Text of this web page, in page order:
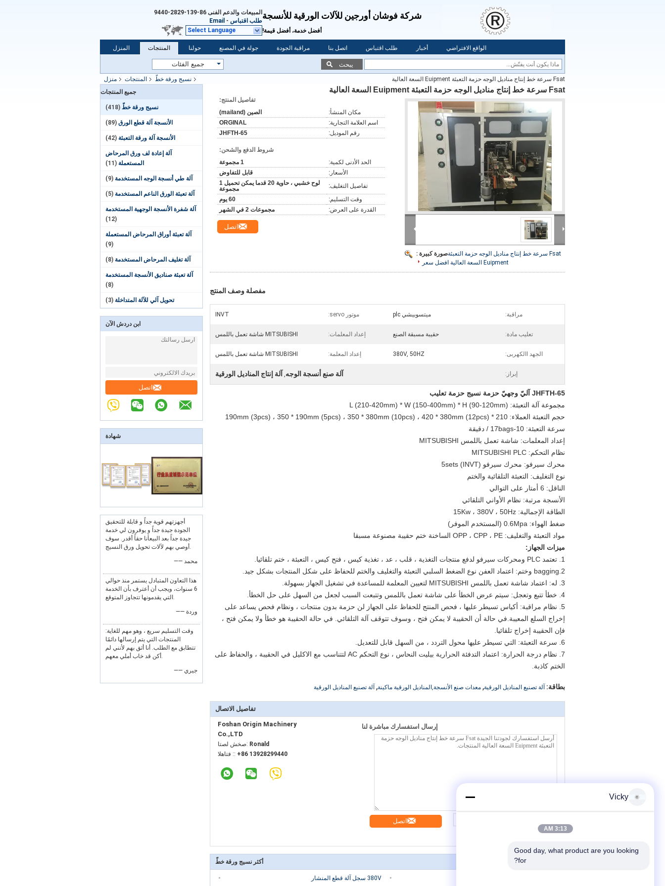
شركة فوشان أورجين للآلات الورقية للأنسجة
أفضل خدمة، أفضل قيمة!
المبيعات والدعم الفنى 86-139-2829-9440
طلب اقتباس -
Email
Select Language
المنزل المنتجات حولنا جولة في المصنع مراقبة الجودة اتصل بنا طلب اقتباس أخبار الواقع الافتراضي
يبحث
منزل المنتجات نسيج ورقة خطّ
Fsat سرعة ​​خط إنتاج مناديل الوجه حزمة التعبئة Euipment السعة العالية
جميع المنتجات
نسيج ورقة خطّ (418)
الأنسجة آلة قطع الورق (89)
الأنسجة آلة ورقة التعبئة (42)
آلة إعادة لف ورق المرحاض
المستعملة (11)
آلة طي أنسجة الوجه المستخدمة (9)
آلة تعبئة الورق الناعم المستخدمة (5)
آلة شفرة الأنسجة الوجهية المستخدمة
(12)
آلة تعبئة أوراق المرحاض المستعملة
(9)
آلة تغليف المرحاض المستخدمة (8)
آلة تعبئة صناديق الأنسجة المستخدمة
(8)
تحويل آلي للآلة المتداخلة (3)
ابن دردش الآن
اتصل
شهادة
أجهزتهم قوية جداً و قابلة للتحقيق
الجودة جيدة جداً و يوفرون لي خدمة
جيدة جداً بعد البيعأنا حقاً أقدر. سوف
أوصي بهم لآلات تحويل ورق النسيج.
—— محمد
هذا التعاون المتبادل يستمر منذ حوالي
6 سنوات، ويجب أن أعترف بأن الخدمة
التي يقدمونها تتجاوز المتوقع.
—— وردة
وقت التسليم سريع ، وهو مهم للغاية:
المنتجات التي يتم إرسالها دائمًا
تتطابق مع الطلب. أنا أثق بهم لأنني لم
أكن قد خاب أملي معهم.
—— جيري
Fsat سرعة ​​خط إنتاج مناديل الوجه حزمة التعبئة Euipment السعة العالية
صورة كبيرة :Fsat سرعة ​​خط إنتاج مناديل الوجه حزمة التعبئة
Euipment السعة العالية
افضل سعر
تفاصيل المنتج:
مكان المنشأ:
الصين (mailand)
اسم العلامة التجارية:
ORGINAL
رقم الموديل:
JHFTH-65
شروط الدفع والشحن:
الحد الأدنى لكمية:
1 مجموعة
الأسعار:
قابل للتفاوض
تفاصيل التغليف:
لوح خشبي ، حاوية 20 قدما يمكن تحميل 1
مجموعة
وقت التسليم:
60 يوم
القدرة على العرض:
مجموعات 2 في الشهر
اتصل
مفصلة وصف المنتج
مراقبة: ميتسوبيشي plc موتور servo: INVT
تعليب مادة: حقيبة مسبقة الصنع إعداد المعلمات: MITSUBISHI شاشة تعمل باللمس
الجهد االكهربى: 380V, 50HZ إعداد المعلمة: MITSUBISHI شاشة تعمل باللمس
إبراز: آلة صنع أنسجة الوجه, آلة إنتاج المناديل الورقية
JHFTH-65 آليّ وجهيّ حزمة نسيج حزمة تعليب
مجموعة آلة التعبئة: L (210-420mm) * W (150-400mm) * H (90-120mm)
حجم التعبئة العملاء: 210 * 190mm (3pcs) ، 350 * 190mm (5pcs) ، 350 * 380mm (10pcs) ، 420 * 380mm (12pcs)
سرعة التعبئة: 10-17bags / دقيقة
إعداد المعلمات: شاشة تعمل باللمس MITSUBISHI
نظام التحكم: MITSUBISHI PLC
محرك سيرفو: محرك سيرفو 5sets (INVT)
نوع التغليف: التعبئة التلقائية والختم
الناقل: 6 أمتار على التوالي
الأنسجة مرتبة: نظام الأواني التلقائي
الطاقة الإجمالية: 15Kw ، 380V ، 50Hz
ضغط الهواء: 0.6Mpa (المستخدم الموفر)
مواد التعبئة والتغليف: OPP ، CPP ، PE الساخنة ختم حقيبة مصنوعة مسبقا
ميزات الجهاز:
1. تعتمد PLC ومحركات سيرفو لدفع منتجات التغذية ، قلب ، عد ، تغذية كيس ، فتح كيس ، التعبئة ، ختم تلقائيا.
2.bagging وختم: اعتماد العفن نوع الضغط السلبي التعبئة والتغليف والختم للحفاظ على شكل المنتجات بشكل جيد.
3. له: اعتماد شاشة تعمل باللمس MITSUBISHI لتعيين المعلمة للمساعدة في تشغيل الجهاز بسهولة.
4. خطأ تتبع وتعجل: سيتم عرض الخطأ على شاشة تعمل باللمس وتتبعت السبب لجعل من السهل على حل الخطأ.
5. نظام مراقبة: أكياس تسيطر عليها ، فحص المنتج للحفاظ على الجهاز لن حزمة بدون منتجات ، ونظام فحص يساعد على
إخراج السلع المعيبة.في حالة أن الحقيبة لا يمكن فتح ، وسوف تتوقف آلة التلقائي. في حالة الحقيبة هو خطأ ولا يمكن فتح ،
فإن الحقيبة إخراج تلقائيا.
6. سرعة التعبئة: التي تسيطر عليها محول التردد ، من السهل قابل للتعديل.
7. نظام درجة الحرارة: اعتماد التدفئة الحرارية بيليت النحاس ، نوع التحكم AC لتتناسب مع الاكليل في الحقيبة ، والحفاظ على
الختم كاذبة.
بطاقة: آلة تصنيع المناديل الورقية, معدات صنع الأنسجة,المناديل الورقية ماكينة, آلة تصنيع المناديل الورقية
تفاصيل الاتصال
Foshan Origin Machinery
Co.,LTD
اتصل شخص: Ronald
الهاتف :: +86 13928299440
إرسال استفسارك مباشرة لنا
اتصل
أكثر نسيج ورقة خطّ
380V سجل آلة قطع المنشار
Vicky
3:13 AM
Good day, what product are you looking
for?